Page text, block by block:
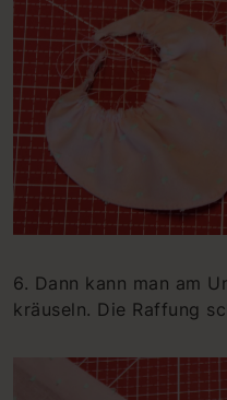
6. Dann kann man am
kräuseln. Die Raffung